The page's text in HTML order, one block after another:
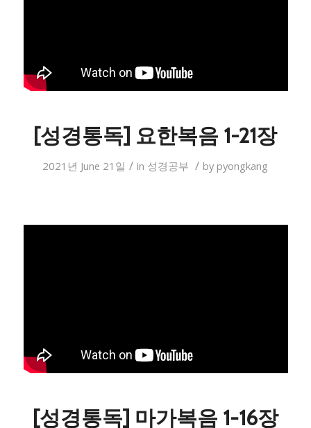
[성경통독] 요한복음 1-21장
2021년 June 21일 / in 성경공부 / bypyongkang
[성경통독] 마가복음 1-16장